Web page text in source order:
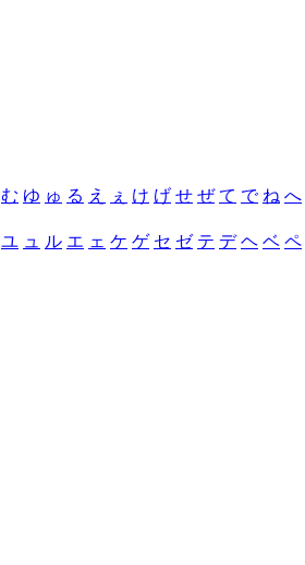
む ゆ ゅ る え ぇ け げ せ ぜ て で ね へ
ユ ュ ル エ ェ ケ ゲ セ ゼ テ デ ヘ ベ ペ